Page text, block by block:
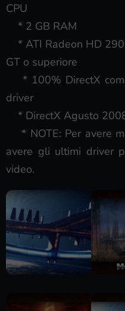
CPU
* 2 GB RAM
* ATI Radeon HD
GT o superiore
* 100% DirectX
driver
* DirectX Agusto
* NOTE: Per avere
avere gli ultimi driver
video.